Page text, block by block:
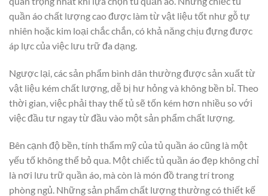
quần áo chất lượng cao được làm từ vật liệu tốt như gỗ tự
nhiên hoặc kim loại chắc chắn, có khả năng chịu đựng được
áp lực của việc lưu trữ đa dạng.
Ngược lại, các sản phẩm bình dân thường được sản xuất từ
vật liệu kém chất lượng, dễ bị hư hỏng và không bền bỉ. Theo
thời gian, việc phải thay thế tủ sẽ tốn kém hơn nhiều so với
việc đầu tư ngay từ đầu vào một sản phẩm chất lượng.
Bên cạnh độ bền, tính thẩm mỹ của tủ quần áo cũng là một
yếu tố không thể bỏ qua. Một chiếc tủ quần áo đẹp không chỉ
là nơi lưu trữ quần áo, mà còn là món đồ trang trí trong
phòng ngủ. Những sản phẩm chất lượng thường có thiết kế